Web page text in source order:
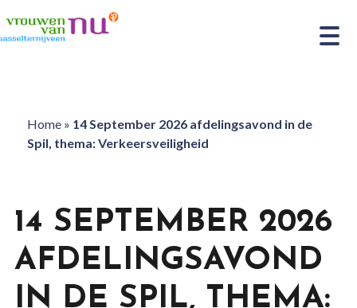
Home» 14 September 2026 afdelingsavond in de
Spil, thema: Verkeersveiligheid
14 SEPTEMBER 2026
AFDELINGSAVOND
IN DE SPIL, THEMA: